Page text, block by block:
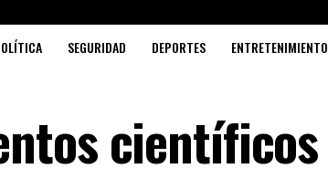
SEGURIDAD DEPORTES ENTRETENIMIENTO
científicos